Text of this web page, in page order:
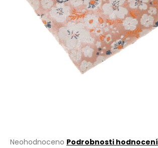
Průměrné
Neohodnoceno Podrobnosti hodnocení